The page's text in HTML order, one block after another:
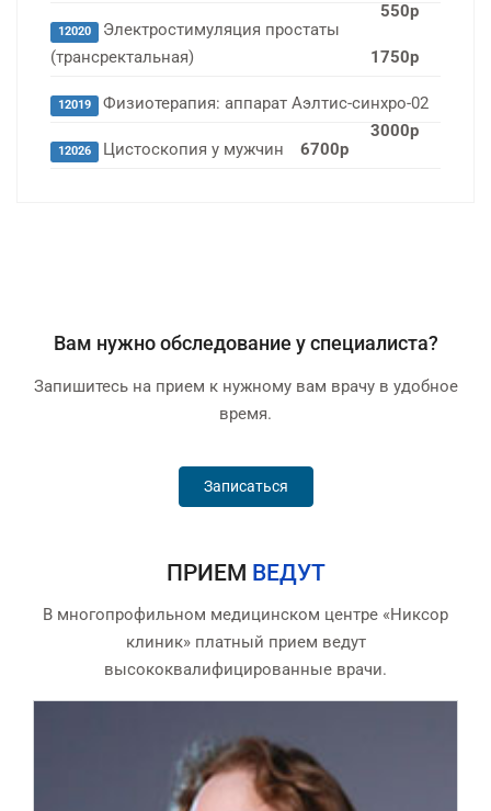
550р
12020 Электростимуляция простаты
(трансректальная)
1750р
12019 Физиотерапия: аппарат Аэлтис-синхро-02
3000р
12026 Цистоскопия у мужчин 6700р
Вам нужно обследование у специалиста?
Запишитесь на прием к нужному вам врачу в удобное
время.
Записаться
ПРИЕМ ВЕДУТ
В многопрофильном медицинском центре «Никсор
клиник» платный прием ведут
высококвалифицированные врачи.